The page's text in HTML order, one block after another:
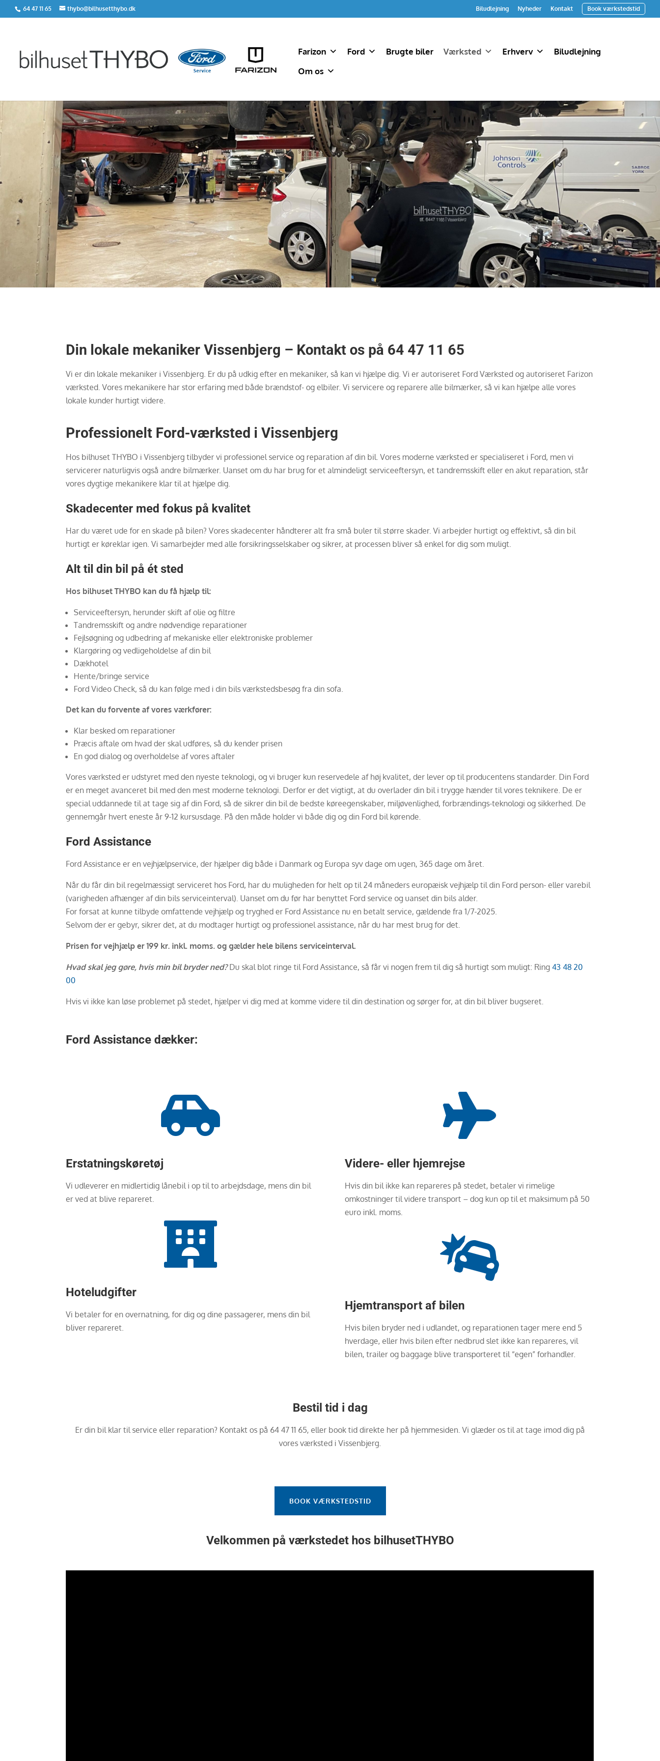
64 47 11 65 thybo@bilhusetthybo.dk Biludlejning Nyheder Kontakt Book værkstedstid
Farizon Ford Brugte biler Værksted Erhverv
Biludlejning
Om os
Din lokale mekaniker Vissenbjerg – Kontakt os på 64 47 11 65
Vi er din lokale mekaniker i Vissenbjerg. Er du på udkig efter en mekaniker, så kan vi hjælpe dig. Vi er autoriseret Ford Værksted og autoriseret Farizon
værksted. Vores mekanikere har stor erfaring med både brændstof- og elbiler. Vi servicere og reparere alle bilmærker, så vi kan hjælpe alle vores
lokale kunder hurtigt videre.
Professionelt Ford-værksted i Vissenbjerg
Hos bilhuset THYBO i Vissenbjerg tilbyder vi professionel service og reparation af din bil. Vores moderne værksted er specialiseret i Ford, men vi
servicerer naturligvis også andre bilmærker. Uanset om du har brug for et almindeligt serviceeftersyn, et tandremsskift eller en akut reparation, står
vores dygtige mekanikere klar til at hjælpe dig.
Skadecenter med fokus på kvalitet
Har du været ude for en skade på bilen? Vores skadecenter håndterer alt fra små buler til større skader. Vi arbejder hurtigt og effektivt, så din bil
hurtigt er køreklar igen. Vi samarbejder med alle forsikringsselskaber og sikrer, at processen bliver så enkel for dig som muligt.
Alt til din bil på ét sted
Hos bilhuset THYBO kan du få hjælp til:
Serviceeftersyn, herunder skift af olie og filtre
Tandremsskift og andre nødvendige reparationer
Fejlsøgning og udbedring af mekaniske eller elektroniske problemer
Klargøring og vedligeholdelse af din bil
Dækhotel
Hente/bringe service
Ford Video Check, så du kan følge med i din bils værkstedsbesøg fra din sofa.
Det kan du forvente af vores værkfører:
Klar besked om reparationer
Præcis aftale om hvad der skal udføres, så du kender prisen
En god dialog og overholdelse af vores aftaler
Vores værksted er udstyret med den nyeste teknologi, og vi bruger kun reservedele af høj kvalitet, der lever op til producentens standarder. Din Ford
er en meget avanceret bil med den mest moderne teknologi. Derfor er det vigtigt, at du overlader din bil i trygge hænder til vores teknikere. De er
special uddannede til at tage sig af din Ford, så de sikrer din bil de bedste køreegenskaber, miljøvenlighed, forbrændings-teknologi og sikkerhed. De
gennemgår hvert eneste år 9-12 kursusdage. På den måde holder vi både dig og din Ford bil kørende.
Ford Assistance
Ford Assistance er en vejhjælpservice, der hjælper dig både i Danmark og Europa syv dage om ugen, 365 dage om året.
Når du får din bil regelmæssigt serviceret hos Ford, har du muligheden for helt op til 24 måneders europæisk vejhjælp til din Ford person- eller varebil
(varigheden afhænger af din bils serviceinterval). Uanset om du før har benyttet Ford service og uanset din bils alder.
For forsat at kunne tilbyde omfattende vejhjælp og tryghed er Ford Assistance nu en betalt service, gældende fra 1/7-2025.
Selvom der er gebyr, sikrer det, at du modtager hurtigt og professionel assistance, når du har mest brug for det.
Prisen for vejhjælp er 199 kr. inkl. moms. og gælder hele bilens serviceinterval.
Hvad skal jeg gøre, hvis min bil bryder ned?Du skal blot ringe til Ford Assistance, så får vi nogen frem til dig så hurtigt som muligt: Ring43 48 20
00
Hvis vi ikke kan løse problemet på stedet, hjælper vi dig med at komme videre til din destination og sørger for, at din bil bliver bugseret.
Ford Assistance dækker:

Erstatningskøretøj
Vi udleverer en midlertidig lånebil i op til to arbejdsdage, mens din bil
er ved at blive repareret.

Hoteludgifter
Vi betaler for en overnatning, for dig og dine passagerer, mens din bil
bliver repareret.

Videre- eller hjemrejse
Hvis din bil ikke kan repareres på stedet, betaler vi rimelige
omkostninger til videre transport – dog kun op til et maksimum på 50
euro inkl. moms.

Hjemtransport af bilen
Hvis bilen bryder ned i udlandet, og reparationen tager mere end 5
hverdage, eller hvis bilen efter nedbrud slet ikke kan repareres, vil
bilen, trailer og baggage blive transporteret til “egen” forhandler.
Bestil tid i dag
Er din bil klar til service eller reparation? Kontakt os på 64 47 11 65, eller book tid direkte her på hjemmesiden. Vi glæder os til at tage imod dig på
vores værksted i Vissenbjerg.
BOOK VÆRKSTEDSTID
Velkommen på værkstedet hos bilhusetTHYBO